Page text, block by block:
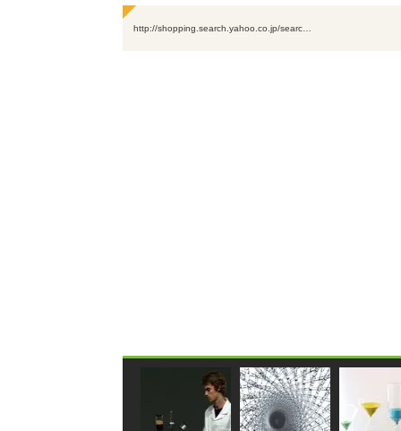
http://shopping.search.yahoo.co.jp/searc…